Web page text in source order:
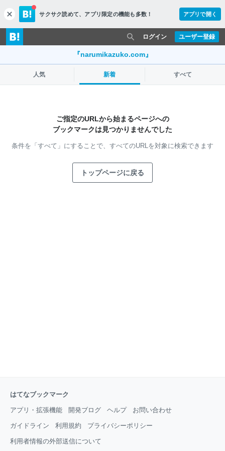
c
l
o
s
サクサク読めて、 アプリ限定の機能も多数！ アプリで開く
ユーザー登録
ログイン
『narumikazuko.com』
人気 新着 すべて
ご指定のURLから始まるページへの
ブックマークは見つかりませんでした
条件を「すべて」にすることで、 すべてのURLを対象に検索できます
トップページに戻る
はてなブックマーク
アプリ・拡張機能 開発ブログ ヘルプ お問い合わせ
ガイドライン 利用規約 プライバシーポリシー
利用者情報の外部送信について